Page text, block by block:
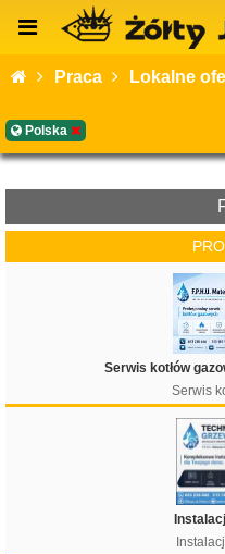
Praca Lokalne
Polska
Serwis kotłów
Serwis